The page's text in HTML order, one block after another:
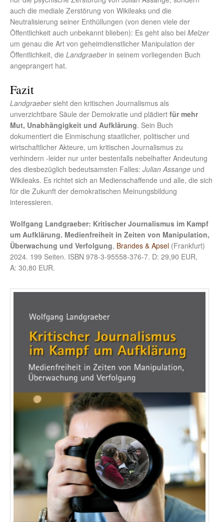
auch die mediale Zerstörung von Wikileaks und die
Neutralisierung seiner Enthüllungen (von denen viele der
Öffentlichkeit auch unbekannt blieben): Es geht also bei Melzer
um genau die Art von geheimdienstlicher Manipulation der
Öffentlichkeit, die Landgraeberin seinem vorliegenden Buch
angeprangert hat.
Fazit
Landgraebersieht den kritischen Journalismus als
unverzichtbare Säule der Demokratie und plädiert für mehr
Mut, Unabhängigkeit und Aufklärung. Sein Buch
dokumentiert die Einmischung staatlicher, politischer und
wirtschaftlicher Akteure, um kritischen Journalismus zu
verhindern -leider nur unter bestenfalls nebelhafter Andeutung
des diesbezüglich bedeutsamsten Falles: Julian Assange und
Wikileaks. Es richtet sich an Medienschaffende und alle, die sich
für die Zukunft der demokratischen Meinungsbildung
interessieren.
Wolfgang Landgraeber: Kritischer Journalismus im Kampf
um Aufklärung. Medienfreiheit in Zeiten von Manipulation,
Überwachung und Verfolgung, Brandes & Apsel (Frankfurt)
2024. 199 Seiten. ISBN 978-3-95558-376-7. D: 29,90 EUR,
A: 30,80 EUR.